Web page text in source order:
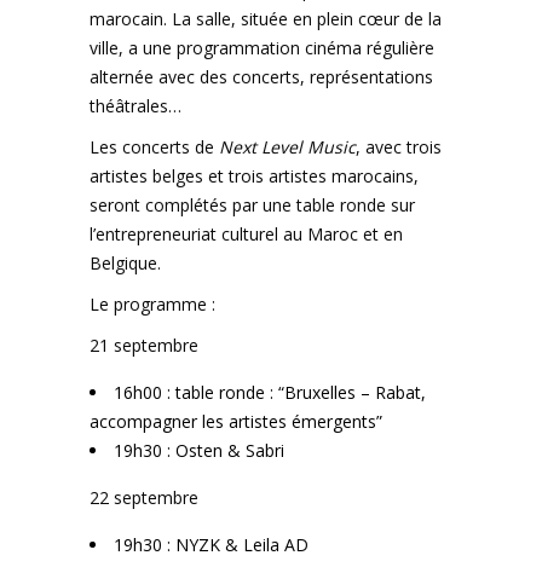
marocain. La salle, située en plein cœur de la
ville, a une programmation cinéma régulière
alternée avec des concerts, représentations
théâtrales…
Les concerts de Next Level Music, avec trois
artistes belges et trois artistes marocains,
seront complétés par une table ronde sur
l’entrepreneuriat culturel au Maroc et en
Belgique.
Le programme :
21 septembre
16h00 : table ronde : “Bruxelles – Rabat,
accompagner les artistes émergents”
19h30 : Osten & Sabri
22 septembre
19h30 : NYZK & Leila AD